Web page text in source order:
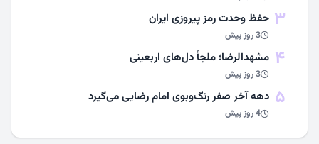
3 حفظ وحدت رمز پیروزی ایران
3 روز پیش
4 مشهد‌الرضا؛ ملجأ دل‌های اربعینی
3 روز پیش
5 دهه آخر صفر رنگ‌وبوی امام رضایی می‌گیرد
4 روز پیش